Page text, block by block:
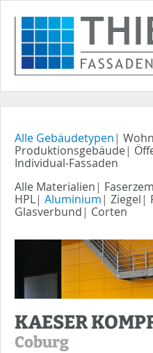
Alle Gebäudetypen |
Produktionsgebäude|
Individual-Fassaden
Alle Materialien |
HPL| Aluminium | Ziegel |
Glasverbund | Corten
KAESER
Coburg